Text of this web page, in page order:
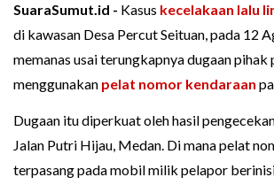
SuaraSumut.id - Kasus kecelakaan lalu
di kawasan Desa Percut Seituan, pada 12
memanas usai terungkapnya dugaan pihak
menggunakan pelat nomor kendaraan
Dugaan itu diperkuat oleh hasil
Jalan Putri Hijau, Medan. Di mana pelat
terpasang pada mobil milik pelapor